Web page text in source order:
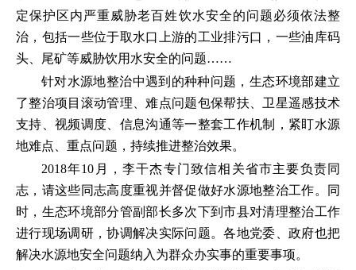
定保护区内严重威胁老百姓饮水安全的问题必须依法整
治，包括一些位于取水口上游的工业排污口，一些油库码
头、尾矿等威胁饮用水安全的问题……
针对水源地整治中遇到的种种问题，生态环境部建立
了整治项目滚动管理、难点问题包保帮扶、卫星遥感技术
支持、视频调度、信息沟通等一整套工作机制，紧盯水源
地难点、重点问题，持续推进整治效果。
2018年10月，李干杰专门致信相关省市主要负责同
志，请这些同志高度重视并督促做好水源地整治工作。同
时，生态环境部分管副部长多次下到市县对清理整治工作
进行现场调研，协调解决实际问题。各地党委、政府也把
解决水源地安全问题纳入为群众办实事的重要事项。